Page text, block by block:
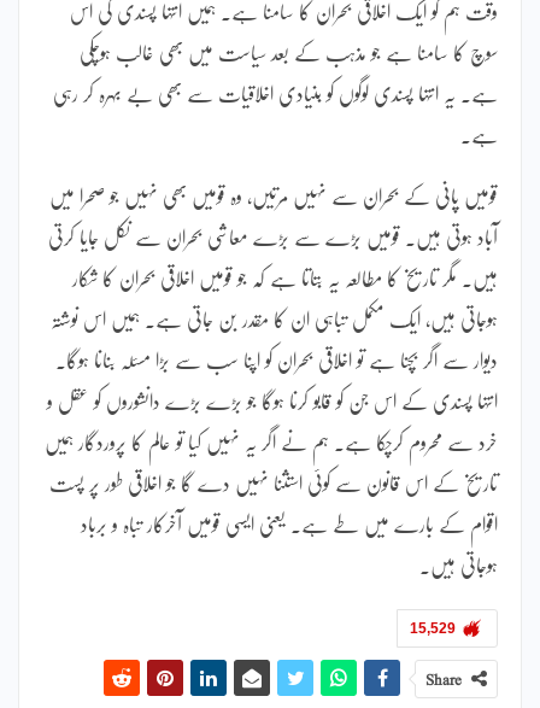
وقت ہم کو ایک اخلاقی بحران کا سامنا ہے۔ ہمیں انتہا پسندی کی اس
سوچ کا سامنا ہے جو مذہب کے بعد سیاست میں بھی غالب ہوچکی
ہے۔ یہ انتہا پسندی لوگوں کو بنیادی اخلاقیات سے بھی بے بہرہ کر رہی
ہے۔
قومیں پانی کے بحران سے نہیں مرتیں، وہ قومیں بھی نہیں جو صحرا میں
آباد ہوتی ہیں۔ قومیں بڑے سے بڑے معاشی بحران سے نکل جایا کرتی
ہیں۔ مگر تاریخ کا مطالعہ یہ بتاتا ہے کہ جو قومیں اخلاقی بحران کا شکار
ہوجاتی ہیں، ایک مکمل تباہی ان کا مقدر بن جاتی ہے۔ ہمیں اس نوشتہ
دیوار سے اگر بچنا ہے تو اخلاقی بحران کو اپنا سب سے بڑا مسئلہ بنانا ہوگا۔
انتہا پسندی کے اس جن کو قابو کرنا ہوگا جو بڑے بڑے دانشوروں کو عقل و
خرد سے محروم کرچکا ہے۔ ہم نے اگر یہ نہیں کیا تو عالم کا پروردگار ہمیں
تاریخ کے اس قانون سے کوئی استثنا نہیں دے گا جو اخلاقی طور پر پست
اقوام کے بارے میں طے ہے۔ یعنی ایسی قومیں آخرکار تباہ و برباد
ہوجاتی ہیں۔
15,529
Share